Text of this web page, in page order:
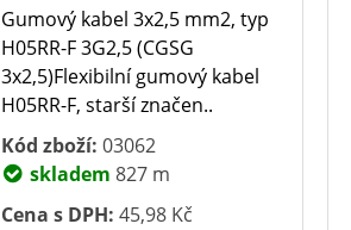
Gumový kabel 3x2,5 mm2, typ
H05RR-F 3G2,5 (CGSG
3x2,5)Flexibilní gumový kabel
H05RR-F, starší značen..
Kód zboží: 03062
skladem 827 m
Cena s DPH: 45,98 Kč